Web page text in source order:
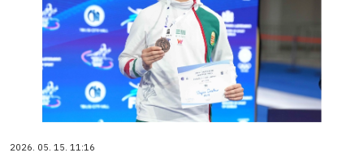
2026. 05. 15. 11:16